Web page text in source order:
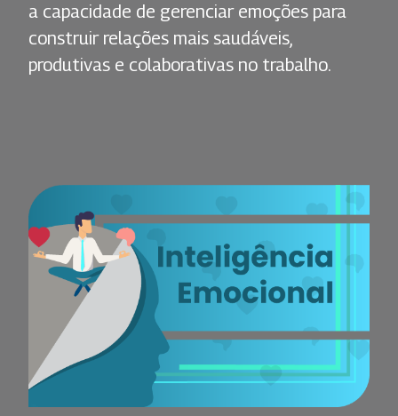
a capacidade de gerenciar emoções para
construir relações mais saudáveis,
produtivas e colaborativas no trabalho.